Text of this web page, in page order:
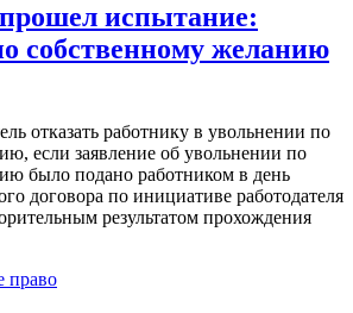
испытание:
собственному желанию
отказать работнику в увольнении по
если заявление об увольнении по
было подано работником в день
договора по инициативе работодателя
результатом прохождения
право